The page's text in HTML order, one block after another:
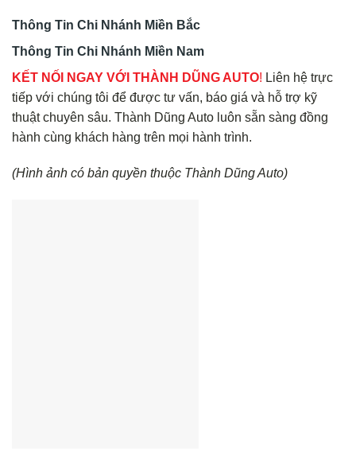
Thông Tin Chi Nhánh Miền Bắc
Thông Tin Chi Nhánh Miền Nam
KẾT NỐI NGAY VỚI THÀNH DŨNG AUTO! Liên hệ trực
tiếp với chúng tôi để được tư vấn, báo giá và hỗ trợ kỹ
thuật chuyên sâu. Thành Dũng Auto luôn sẵn sàng đồng
hành cùng khách hàng trên mọi hành trình.
(Hình ảnh có bản quyền thuộc Thành Dũng Auto)